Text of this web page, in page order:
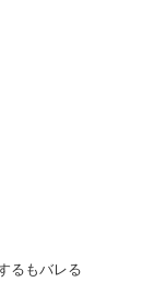
るもバレる